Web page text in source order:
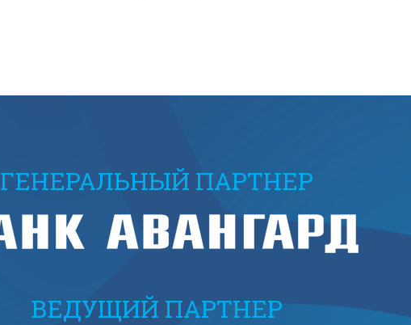
ГЕНЕРАЛЬНЫЙ ПАРТНЕР
ВЕДУЩИЙ ПАРТНЕР